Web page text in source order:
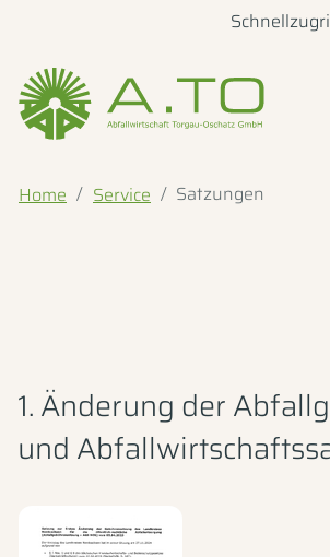
Home Service Satzungen
1. Änderung der
und